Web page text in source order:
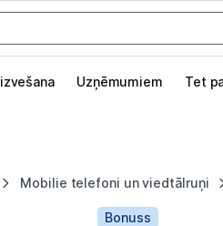
Uzņēmumiem Tet
Mobilie telefoni un viedtālruņi
Pieslēgties
Bonuss